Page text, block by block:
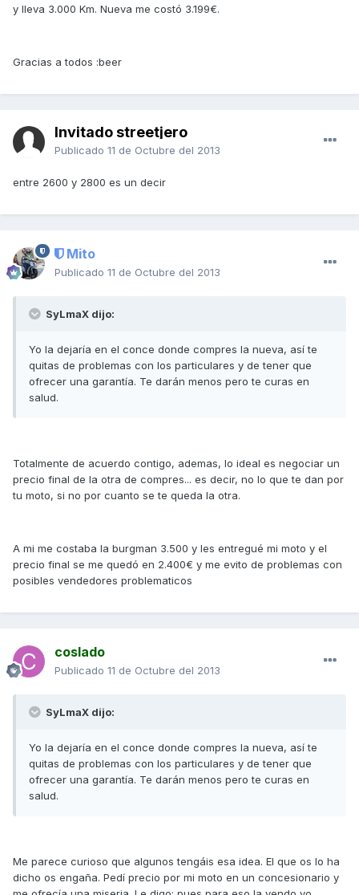
y lleva 3.000 Km. Nueva me costó 3.199€.
Gracias a todos :beer
Invitado streetjero
Publicado 11 de Octubre del 2013
entre 2600 y 2800 es un decir
Mito
Publicado 11 de Octubre del 2013
SyLmaX dijo:
Yo la dejaría en el conce donde compres la nueva, así te
quitas de problemas con los particulares y de tener que
ofrecer una garantía. Te darán menos pero te curas en
salud.
Totalmente de acuerdo contigo, ademas, lo ideal es negociar un
precio final de la otra de compres... es decir, no lo que te dan por
tu moto, si no por cuanto se te queda la otra.
A mi me costaba la burgman 3.500 y les entregué mi moto y el
precio final se me quedó en 2.400€ y me evito de problemas con
posibles vendedores problematicos
coslado
Publicado 11 de Octubre del 2013
SyLmaX dijo:
Yo la dejaría en el conce donde compres la nueva, así te
quitas de problemas con los particulares y de tener que
ofrecer una garantía. Te darán menos pero te curas en
salud.
Me parece curioso que algunos tengáis esa idea. El que os lo ha
dicho os engaña. Pedí precio por mi moto en un concesionario y